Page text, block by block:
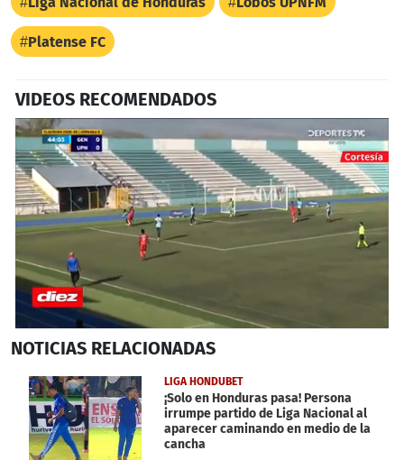
Platense FC
VIDEOS RECOMENDADOS
seconds
minutes,
44
seconds
NOTICIAS RELACIONADAS
LIGA HONDUBET
¡Solo en Honduras pasa! Persona
irrumpe partido de Liga Nacional al
aparecer caminando en medio de la
cancha